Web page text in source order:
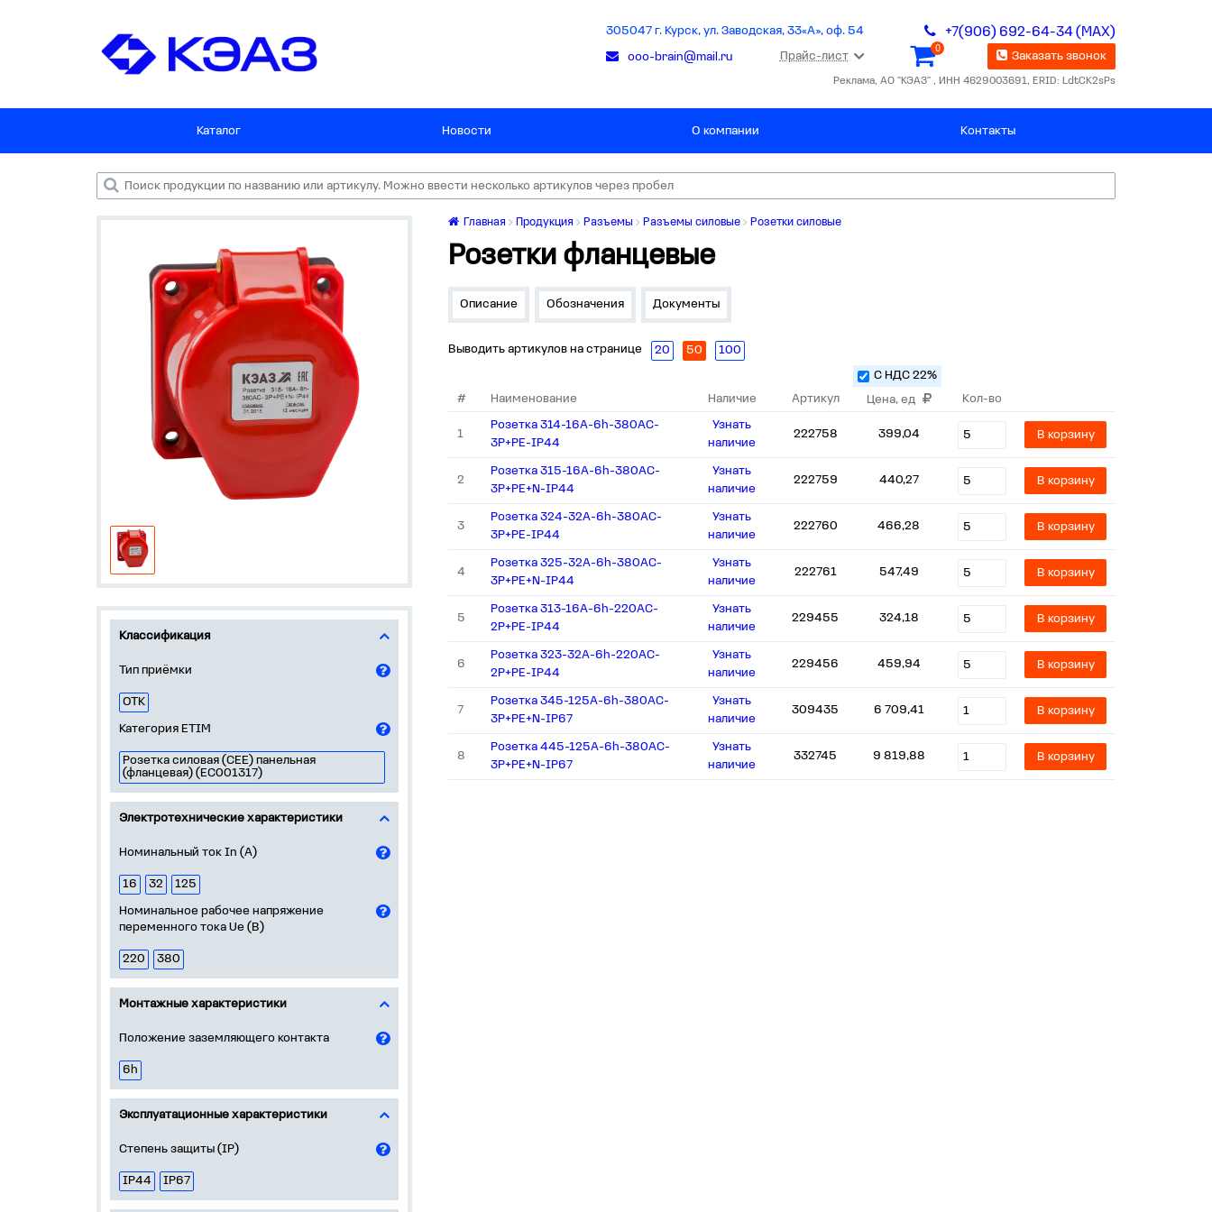
305047 г. Курск, ул. Заводская, 33«А», оф. 54 +7(906) 692-64-34 (MAX)
ooo-brain@mail.ru Прайс-лист
0
Заказать звонок
Реклама, АО "КЭАЗ" , ИНН 4629003691, ERID: LdtCK2sPs
Каталог Новости О компании Контакты
Классификация
Тип приёмки
ОТК
Категория ETIM
Розетка силовая (CEE) панельная
(фланцевая) (EC001317)
Электротехнические характеристики
Номинальный ток In (А)
16 32
125
Номинальное рабочее напряжение
переменного тока Ue (В)
220 380
Монтажные характеристики
Положение заземляющего контакта
6h
Эксплуатационные характеристики
Степень защиты (IP)
IP44 IP67
Главная Продукция Разъемы Разъемы силовые Розетки силовые
Розетки фланцевые
Описание Обозначения Документы
Выводить артикулов на странице 20 50 100
# Наименование Наличие Артикул Цена, ед
С НДС 22%
Кол-во
1
Розетка 314-16А-6h-380AC-
3P+PE-IP44
Узнать
наличие
222758 399,04 В корзину
2
Розетка 315-16А-6h-380AC-
3P+PE+N-IP44
Узнать
наличие
222759 440,27 В корзину
3
Розетка 324-32А-6h-380AC-
3P+PE-IP44
Узнать
наличие
222760 466,28 В корзину
4
Розетка 325-32А-6h-380AC-
3P+PE+N-IP44
Узнать
наличие
222761 547,49 В корзину
5
Розетка 313-16А-6h-220AC-
2P+PE-IP44
Узнать
наличие
229455 324,18 В корзину
6
Розетка 323-32А-6h-220AC-
2P+PE-IP44
Узнать
наличие
229456 459,94 В корзину
7
Розетка 345-125А-6h-380AC-
3P+PE+N-IP67
Узнать
наличие
309435 6 709,41 В корзину
8
Розетка 445-125А-6h-380AC-
3P+PE+N-IP67
Узнать
наличие
332745 9 819,88 В корзину